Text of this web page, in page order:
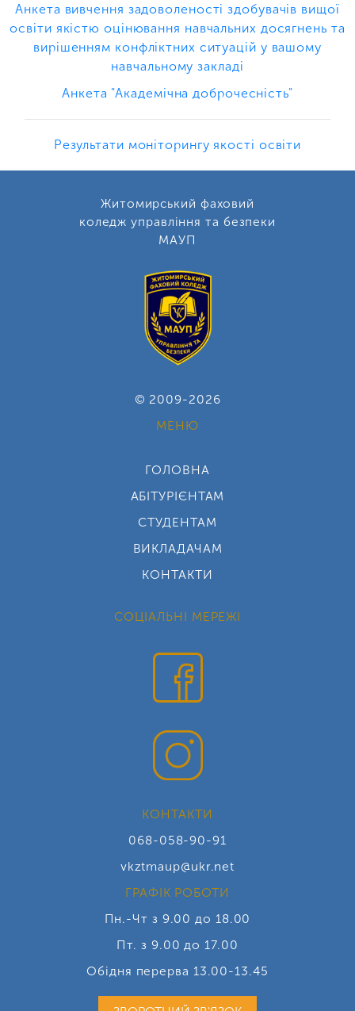
Анкета вивчення задоволеності здобувачів вищої
освіти якістю оцінювання навчальних досягнень та
вирішенням конфліктних ситуацій у вашому
навчальному закладі
Анкета "Академічна доброчесність"
Результати моніторингу якості освіти
Житомирський фаховий
коледж управління та безпеки
МАУП
© 2009-2026
МЕНЮ
ГОЛОВНА
АБІТУРІЄНТАМ
СТУДЕНТАМ
ВИКЛАДАЧАМ
КОНТАКТИ
СОЦІАЛЬНІ МЕРЕЖІ
КОНТАКТИ
068-058-90-91
vkztmaup@ukr.net
ГРАФІК РОБОТИ
Пн.-Чт з 9.00 до 18.00
Пт. з 9.00 до 17.00
Обідня перерва 13.00-13.45